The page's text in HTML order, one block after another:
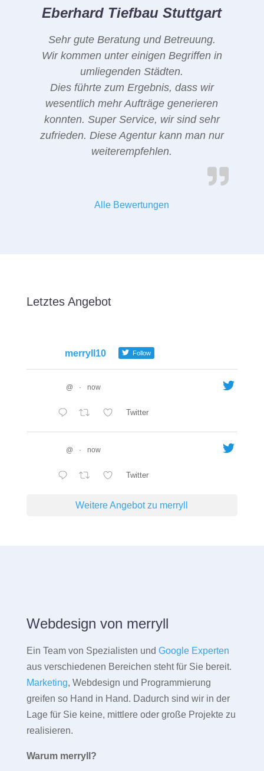
Eberhard Tiefbau Stuttgart
Sehr gute Beratung und Betreuung.
Wir kommen unter einigen Begriffen in
umliegenden Städten.
Dies führte zum Ergebnis, dass wir
wesentlich mehr Aufträge generieren
konnten. Super Service, wir sind sehr
zufrieden. Diese Agentur kann man nur
weiterempfehlen.
Alle Bewertungen
Letztes Angebot
merryll10 Follow
@ · now
Twitter
@ · now
Twitter
Weitere Angebot zu merryll
Webdesign von merryll
Ein Team von Spezialisten und Google Experten
aus verschiedenen Bereichen steht für Sie bereit.
Marketing, Webdesign und Programmierung
greifen so Hand in Hand. Dadurch sind wir in der
Lage für Sie keine, mittlere oder große Projekte zu
realisieren.
Warum merryll?